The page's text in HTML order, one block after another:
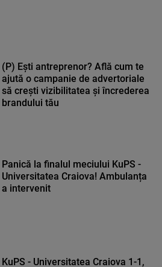
(P) Ești antreprenor? Află cum te
ajută o campanie de advertoriale
să crești vizibilitatea și încrederea
brandului tău
Panică la finalul meciului KuPS -
Universitatea Craiova! Ambulanța
a intervenit
KuPS - Universitatea Craiova 1-1,